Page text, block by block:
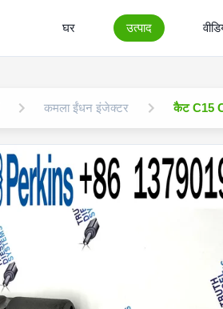
घर उत्पाद
कमला ईंधन इंजेक्टर कैट C15